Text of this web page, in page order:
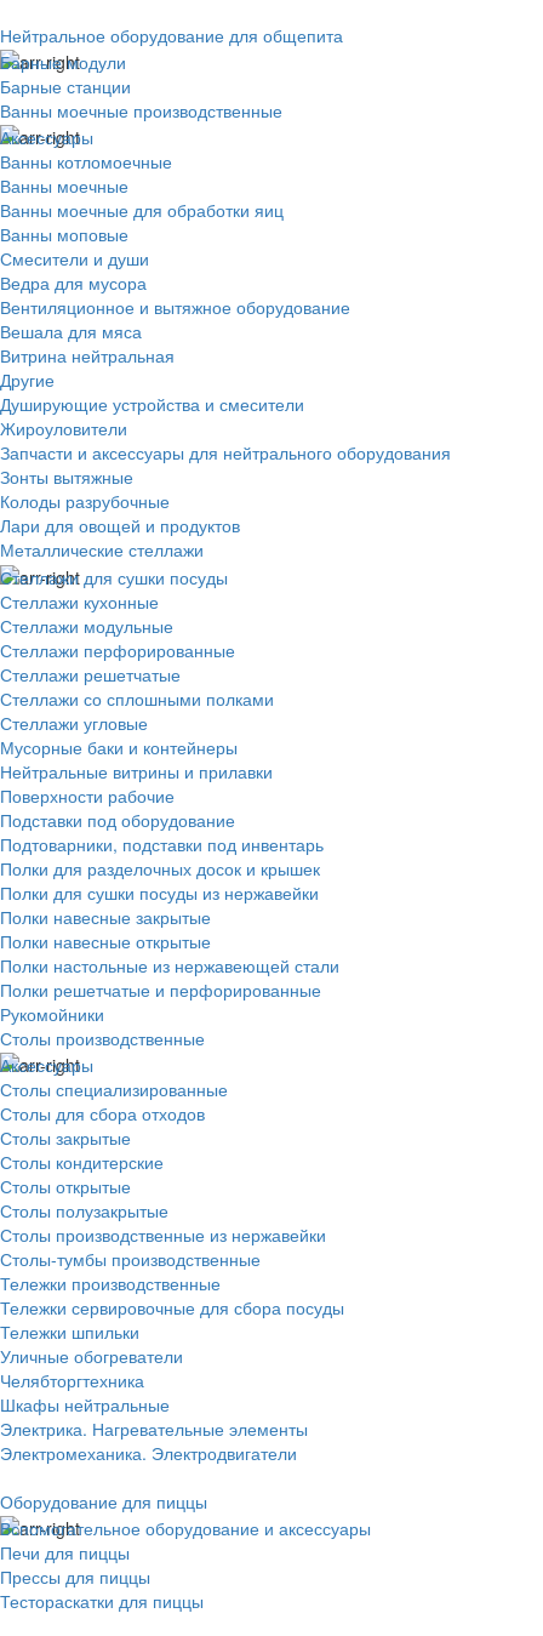
Нейтральное оборудование для общепита
Барные модули
Барные станции
Ванны моечные производственные
Аксессуары
Ванны котломоечные
Ванны моечные
Ванны моечные для обработки яиц
Ванны моповые
Смесители и души
Ведра для мусора
Вентиляционное и вытяжное оборудование
Вешала для мяса
Витрина нейтральная
Другие
Душирующие устройства и смесители
Жироуловители
Запчасти и аксессуары для нейтрального оборудования
Зонты вытяжные
Колоды разрубочные
Лари для овощей и продуктов
Металлические стеллажи
Стеллажи для сушки посуды
Стеллажи кухонные
Стеллажи модульные
Стеллажи перфорированные
Стеллажи решетчатые
Стеллажи со сплошными полками
Стеллажи угловые
Мусорные баки и контейнеры
Нейтральные витрины и прилавки
Поверхности рабочие
Подставки под оборудование
Подтоварники, подставки под инвентарь
Полки для разделочных досок и крышек
Полки для сушки посуды из нержавейки
Полки навесные закрытые
Полки навесные открытые
Полки настольные из нержавеющей стали
Полки решетчатые и перфорированные
Рукомойники
Столы производственные
Аксессуары
Столы специализированные
Столы для сбора отходов
Столы закрытые
Столы кондитерские
Столы открытые
Столы полузакрытые
Столы производственные из нержавейки
Столы-тумбы производственные
Тележки производственные
Тележки сервировочные для сбора посуды
Тележки шпильки
Уличные обогреватели
Челябторгтехника
Шкафы нейтральные
Электрика. Нагревательные элементы
Электромеханика. Электродвигатели
Оборудование для пиццы
Вспомогательное оборудование и аксессуары
Печи для пиццы
Прессы для пиццы
Тестораскатки для пиццы